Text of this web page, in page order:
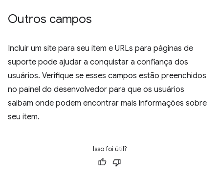
Outros campos
Incluir um site para seu item e URLs para páginas de
suporte pode ajudar a conquistar a confiança dos
usuários. Verifique se esses campos estão preenchidos
no painel do desenvolvedor para que os usuários
saibam onde podem encontrar mais informações sobre
seu item.
Isso foi útil?